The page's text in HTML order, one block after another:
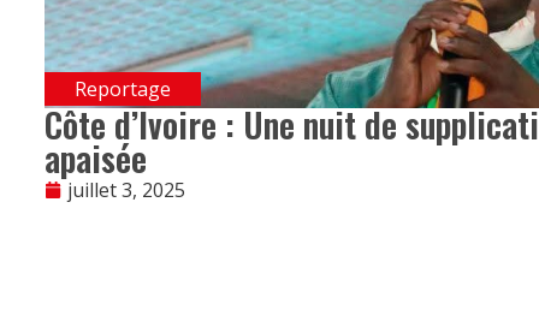
Reportage
Côte d’Ivoire : Une nuit de
apaisée
juillet 3, 2025